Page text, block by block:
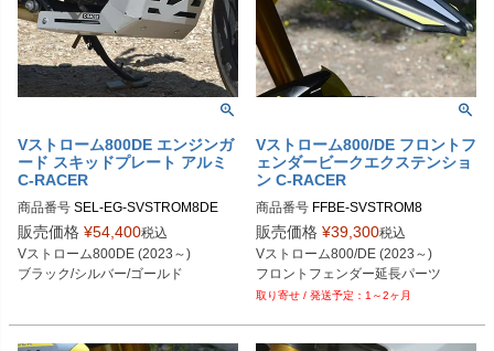
Vストローム800DE エンジンガ
ード スキッドプレート アルミ
C-RACER
商品番号 SEL-EG-SVSTROM8DE
販売価格 ¥54,400税込
Vストローム800DE (2023～)
ブラック/シルバー/ゴールド
Vストローム800/DE フロントフ
ェンダービークエクステンショ
ン C-RACER
商品番号 FFBE-SVSTROM8
販売価格 ¥39,300税込
Vストローム800/DE (2023～)
フロントフェンダー延長パーツ
1～2ヶ月